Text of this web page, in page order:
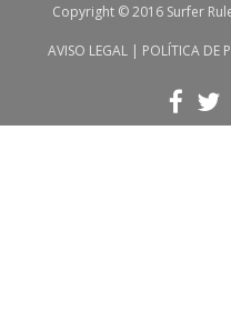
Copyright © 2016 Surfer
AVISO LEGAL| POLÍTICA DE